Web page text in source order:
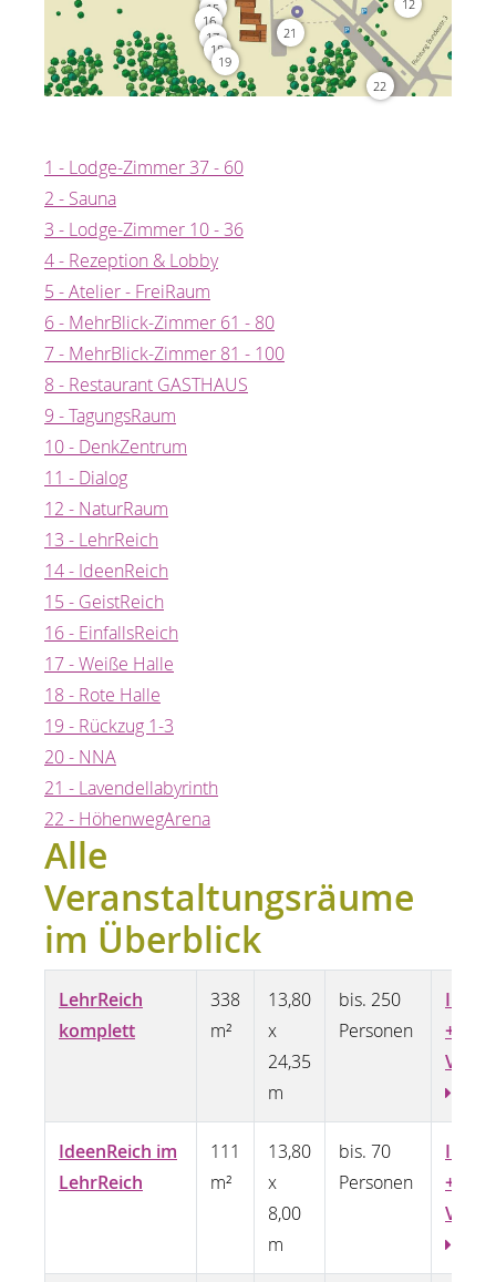
12
15
16
17
18
19
21
22
1 - Lodge-Zimmer 37 - 60
2 - Sauna
3 - Lodge-Zimmer 10 - 36
4 - Rezeption & Lobby
5 - Atelier - FreiRaum
6 - MehrBlick-Zimmer 61 - 80
7 - MehrBlick-Zimmer 81 - 100
8 - Restaurant GASTHAUS
9 - TagungsRaum
10 - DenkZentrum
11 - Dialog
12 - NaturRaum
13 - LehrReich
14 - IdeenReich
15 - GeistReich
16 - EinfallsReich
17 - Weiße Halle
18 - Rote Halle
19 - Rückzug 1-3
20 - NNA
21 - Lavendellabyrinth
22 - HöhenwegArena
Alle
Veranstaltungsräume
im Überblick
LehrReich
komplett
338
m²
13,80
x
24,35
m
bis. 250
Personen
Infos
+
Video
IdeenReich im
LehrReich
111
m²
13,80
x
8,00
m
bis. 70
Personen
Infos
+
Video